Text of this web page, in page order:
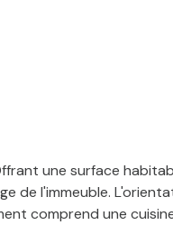
une surface
de l'immeuble.
comprend une